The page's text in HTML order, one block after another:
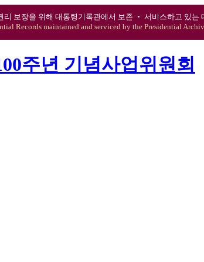
리 보장을 위해 대통령기록관에서 보존 ‧ 서비스하고 있는
Records maintained and serviced by the Presidential
주년 기념사업위원회